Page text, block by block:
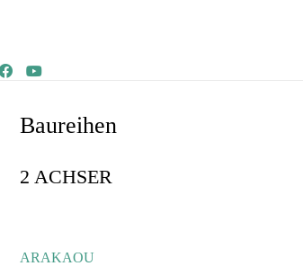
Baureihen
2 ACHSER
ARAKAOU